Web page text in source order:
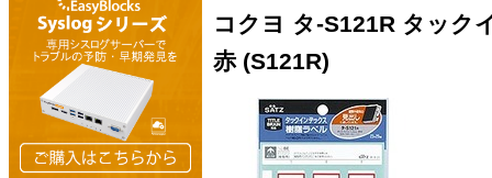
コクヨ タ-S121R タック
赤 (S121R)